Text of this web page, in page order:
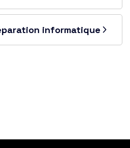
informatique